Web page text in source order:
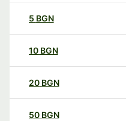
5 BGN
10 BGN
20 BGN
50 BGN